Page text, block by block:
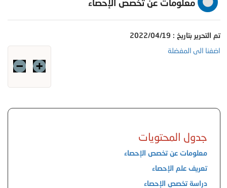
معلومات عن تخصص الإحصاء
تم التحرير بتاريخ : 2022/04/19
اضفنا الى المفضلة
جدول المحتويات
معلومات عن تخصص الإحصاء
تعريف علم الإحصاء
دراسة تخصص الإحصاء